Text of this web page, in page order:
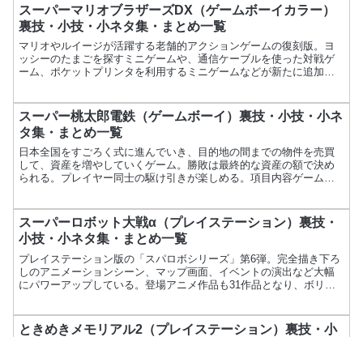
スーパーマリオブラザーズDX（ゲームボーイカラー）
裏技・小技・小ネタ集・まとめ一覧
マリオやルイージが活躍する老舗的アクションゲームの復刻版。ヨ
ッシーのたまごを探すミニゲームや、通信ケーブルを使った対戦ゲ
ーム、ポケットプリンタを利用するミニゲームなどが新たに追加さ
スーパー桃太郎電鉄（ゲームボーイ）裏技・小技・小ネ
タ集・まとめ一覧
日本全国をすごろく式に進んでいき、目的地の間までの物件を売買
して、資産を増やしていくゲーム。勝敗は最終的な資産の額で決め
られる。プレイヤー同士の駆け引きが楽しめる。項目内容ゲーム名
スーパーロボット大戦α（プレイステーション）裏技・
小技・小ネタ集・まとめ一覧
プレイステーション版の「スパロボシリーズ」第6弾。完全描き下ろ
しのアニメーションシーン、マップ画面、イベントの演出など大幅
にパワーアップしている。登場アニメ作品も31作品となり、ボリュ
ときめきメモリアル2（プレイステーション）裏技・小